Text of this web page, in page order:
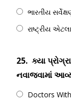
ભારતીય
રાષ્ટ્રીય
25. ક્યા
નવાજવામાં
Doctors